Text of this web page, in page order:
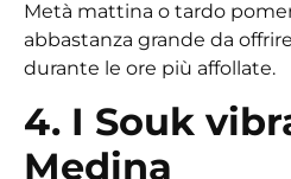
Metà mattina o tardo
abbastanza grande da
durante le ore più affollate.
4. I Souk
Medina